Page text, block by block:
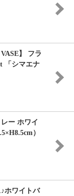
】 フラ
「シマエナ
ー ホワイ
）
ホワイトバ